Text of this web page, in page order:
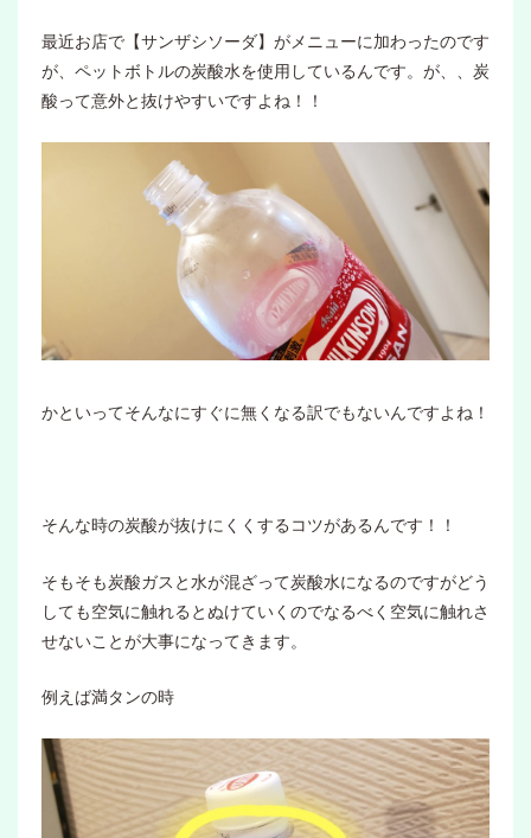
最近お店で【サンザシソーダ】がメニューに加わったのです
が、ペットボトルの炭酸水を使用しているんです。が、、炭
酸って意外と抜けやすいですよね！！
かといってそんなにすぐに無くなる訳でもないんですよね！
そんな時の炭酸が抜けにくくするコツがあるんです！！
そもそも炭酸ガスと水が混ざって炭酸水になるのですがどう
しても空気に触れるとぬけていくのでなるべく空気に触れさ
せないことが大事になってきます。
例えば満タンの時